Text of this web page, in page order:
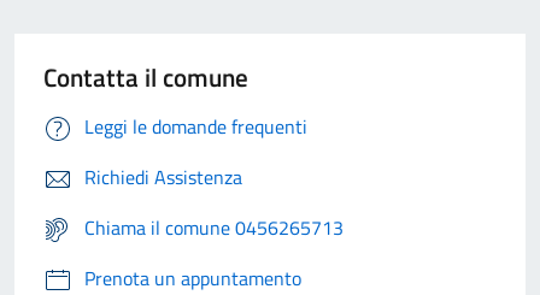
Contatta il comune
Leggi le domande frequenti
Richiedi Assistenza
Chiama il comune 0456265713
Prenota un appuntamento